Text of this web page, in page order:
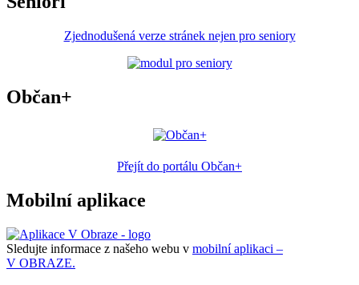
Zjednodušená verze stránek nejen pro seniory
Občan+
Přejít do portálu Občan+
Mobilní aplikace
Sledujte informace z našeho webu v mobilní aplikaci –
V OBRAZE.